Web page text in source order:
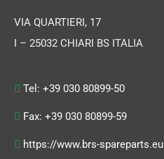
VIA QUARTIERI, 17
I – 25032 CHIARI BS ITALIA
Tel: +39 030 80899-50
Fax: +39 030 80899-59
https://www.brs-spareparts.eu